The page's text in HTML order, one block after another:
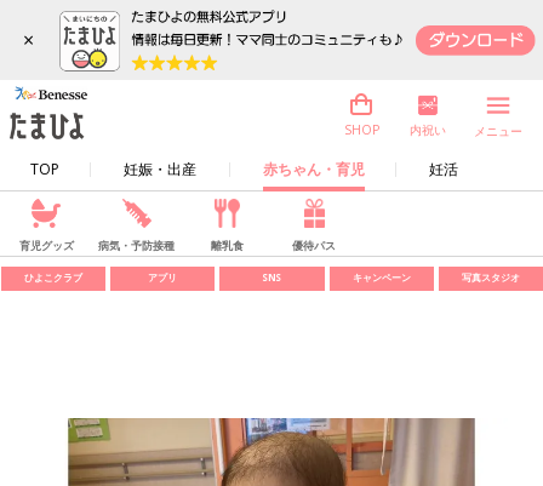
×
TOP 妊娠・出産 赤ちゃん・育児 妊活
SHOP 内祝い メニュー
育児グッズ 病気・予防接種 離乳食 優待パス
ひよこクラブ アプリ SNS キャンペーン 写真スタジオ